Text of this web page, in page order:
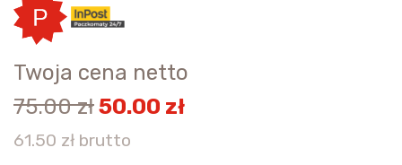
Twoja cena netto
75.00 zł50.00 zł
61.50 zł brutto